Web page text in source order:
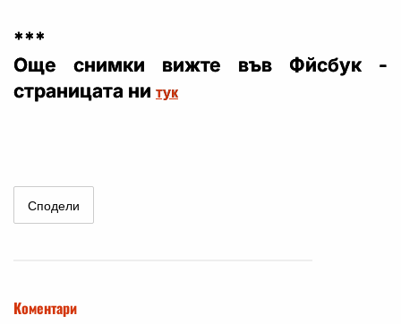
***
Още снимки вижте във Фйсбук -
страницата ни тук
Сподели
Коментари